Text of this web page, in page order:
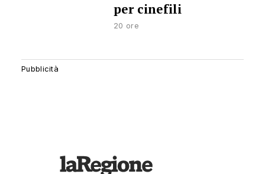
per cinefili
20 ore